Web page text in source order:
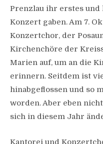
Prenzlau ihr erstes und
Konzert gaben. Am 7.
Konzertchor, der
Kirchenchöre der
Marien auf, um an die
erinnern. Seitdem ist
hinabgeflossen und so
worden. Aber eben
sich in diesem Jahr
Kantorei und